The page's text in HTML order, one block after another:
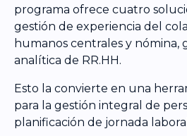
programa ofrece cuatro
gestión de experiencia del
humanos centrales y nómina,
analítica de RR.HH.
Esto la convierte en una
para la gestión integral de
planificación de jornada